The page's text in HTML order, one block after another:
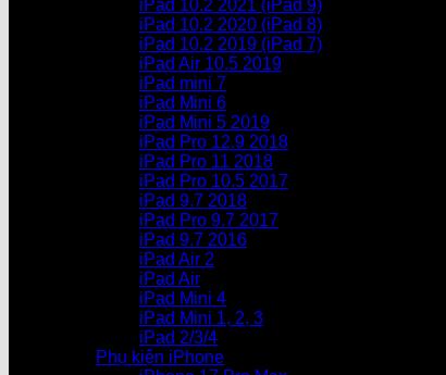
iPad 10.2 2021 (iPad 9)
iPad 10.2 2020 (iPad 8)
iPad 10.2 2019 (iPad 7)
iPad Air 10.5 2019
iPad mini 7
iPad Mini 6
iPad Mini 5 2019
iPad Pro 12.9 2018
iPad Pro 11 2018
iPad Pro 10.5 2017
iPad 9.7 2018
iPad Pro 9.7 2017
iPad 9.7 2016
iPad Air 2
iPad Air
iPad Mini 4
iPad Mini 1, 2, 3
iPad 2/3/4
Phụ kiện iPhone